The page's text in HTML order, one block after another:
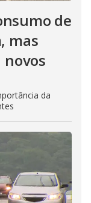
de
mas
da